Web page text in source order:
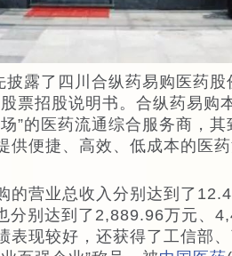
露了四川合纵药易购医药股
票招股说明书。合纵药易购
”的医药流通综合服务商，
供便捷、高效、低成本的医
的营业总收入分别达到了
分别达到了2,889.96万元、
表现较好，还获得了工信部